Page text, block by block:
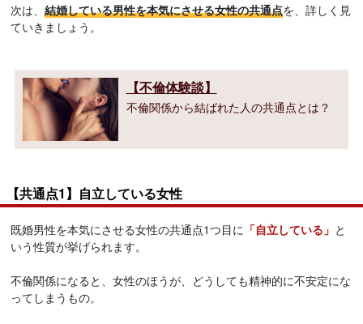
次は、結婚している男性を本気にさせる女性の共通点を、詳しく見
ていきましょう。
【不倫体験談】
不倫関係から結ばれた人の共通点とは？
【共通点1】自立している女性
既婚男性を本気にさせる女性の共通点1つ目に 「自立している」 と
いう性質が挙げられます。
不倫関係になると、女性のほうが、どうしても精神的に不安定にな
ってしまうもの。